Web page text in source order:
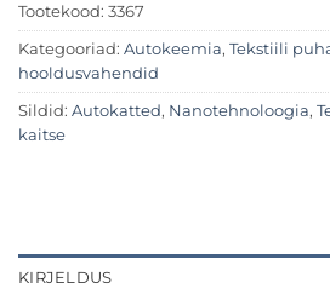
Tootekood: 3367
Kategooriad: Autokeemia, Tekstiili
hooldusvahendid
Sildid: Autokatted, Nanotehnoloogia,
kaitse
KIRJELDUS